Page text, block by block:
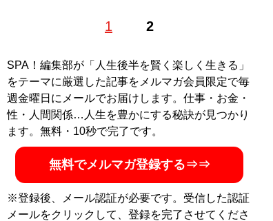
1 2
ラーを上梓。ゴルフやキャバクラにも通じる、大人の遊
戦。著書に『50歳からのかろやか人生』
記事一覧へ
SPA！編集部が「人生後半を賢く楽しく生きる」
をテーマに厳選した記事をメルマガ会員限定で毎
週金曜日にメールでお届けします。仕事・お金・
性・人間関係…人生を豊かにする秘訣が見つかり
ます。無料・10秒で完了です。
無料でメルマガ登録する⇒⇒
※登録後、メール認証が必要です。受信した認証
メールをクリックして、登録を完了させてくださ